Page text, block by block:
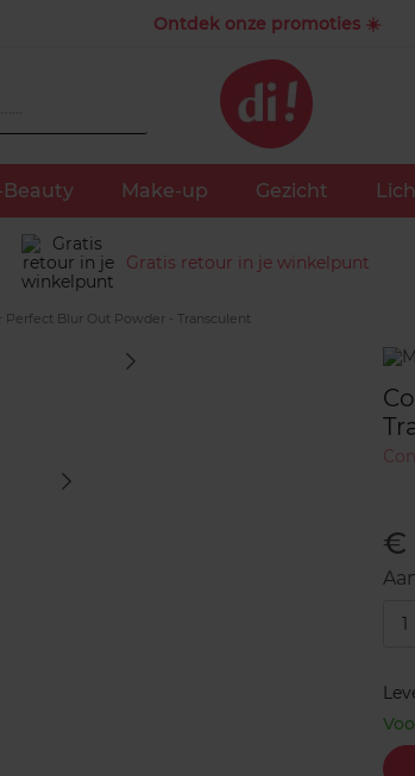
Ontdek onze promoties ☀️
Beauty Make-up Gezicht
Gratis retour in je winkelpunt
Perfect Blur Out Powder - Transculent
€
1